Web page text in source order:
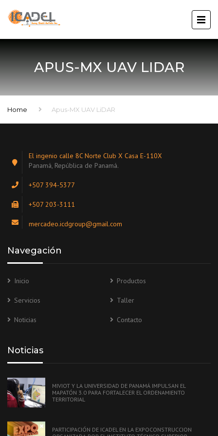
APUS-MX UAV LIDAR
Home Apus-MX UAV LiDAR
El ingenio calle 8C Norte Club X Casa E-110X
Panamá, República de Panamá.
+507 394-5377
+507 203-3111
mercadeo.icdgroup@gmail.com
Navegación
Inicio Productos
Servicios Taller
Noticias Contacto
Noticias
MIVIOT Y LA UNIVERSIDAD DE PANAMÁ IMPULSAN EL
MAPATÓN 3.0 PARA FORTALECER EL ORDENAMIENTO
TERRITORIAL
PARTICIPACIÓN DE ICADEL EN LA EXPOCONSTRUCCION